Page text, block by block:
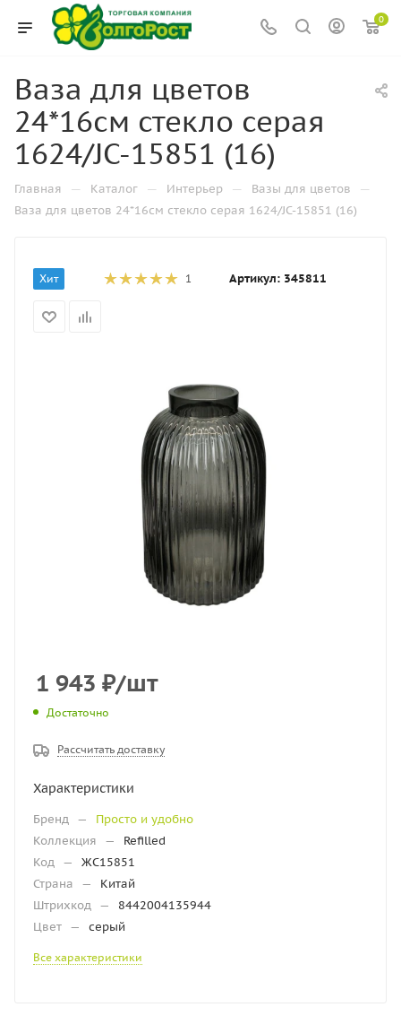
0
Ваза для цветов
24*16см стекло серая
1624/JC-15851 (16)
Главная — Каталог — Интерьер — Вазы для цветов —
Ваза для цветов 24*16см стекло серая 1624/JC-15851 (16)
Хит 1 Артикул: 345811
1 943 ₽/шт
Достаточно
Рассчитать доставку
Характеристики
Бренд —
Просто и удобно
Коллекция
—
Refilled
Код —
ЖС15851
Страна
—
Китай
Штрихкод —
8442004135944
Цвет — серый
Все характеристики